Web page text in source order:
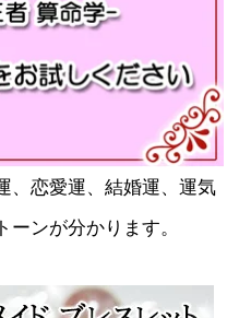
、恋愛運、結婚運、運気
ンが分かります。